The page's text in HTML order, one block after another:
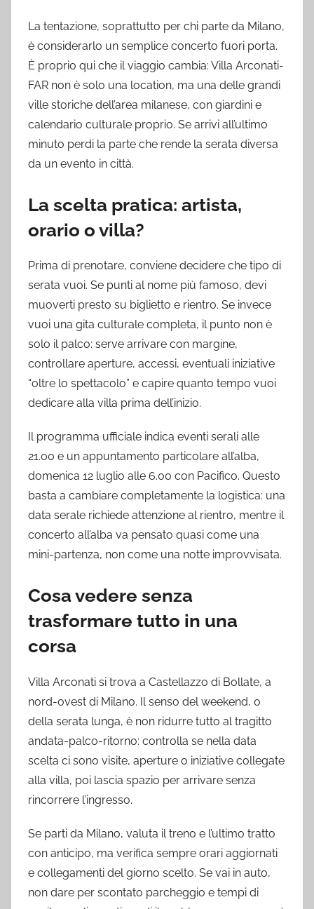
La tentazione, soprattutto per chi parte da Milano,
è considerarlo un semplice concerto fuori porta.
È proprio qui che il viaggio cambia: Villa Arconati-
FAR non è solo una location, ma una delle grandi
ville storiche dell’area milanese, con giardini e
calendario culturale proprio. Se arrivi all’ultimo
minuto perdi la parte che rende la serata diversa
da un evento in città.
La scelta pratica: artista,
orario o villa?
Prima di prenotare, conviene decidere che tipo di
serata vuoi. Se punti al nome più famoso, devi
muoverti presto su biglietto e rientro. Se invece
vuoi una gita culturale completa, il punto non è
solo il palco: serve arrivare con margine,
controllare aperture, accessi, eventuali iniziative
“oltre lo spettacolo” e capire quanto tempo vuoi
dedicare alla villa prima dell’inizio.
Il programma ufficiale indica eventi serali alle
21.00 e un appuntamento particolare all’alba,
domenica 12 luglio alle 6.00 con Pacifico. Questo
basta a cambiare completamente la logistica: una
data serale richiede attenzione al rientro, mentre il
concerto all’alba va pensato quasi come una
mini-partenza, non come una notte improvvisata.
Cosa vedere senza
trasformare tutto in una
corsa
Villa Arconati si trova a Castellazzo di Bollate, a
nord-ovest di Milano. Il senso del weekend, o
della serata lunga, è non ridurre tutto al tragitto
andata-palco-ritorno: controlla se nella data
scelta ci sono visite, aperture o iniziative collegate
alla villa, poi lascia spazio per arrivare senza
rincorrere l’ingresso.
Se parti da Milano, valuta il treno e l’ultimo tratto
con anticipo, ma verifica sempre orari aggiornati
e collegamenti del giorno scelto. Se vai in auto,
non dare per scontato parcheggio e tempi di